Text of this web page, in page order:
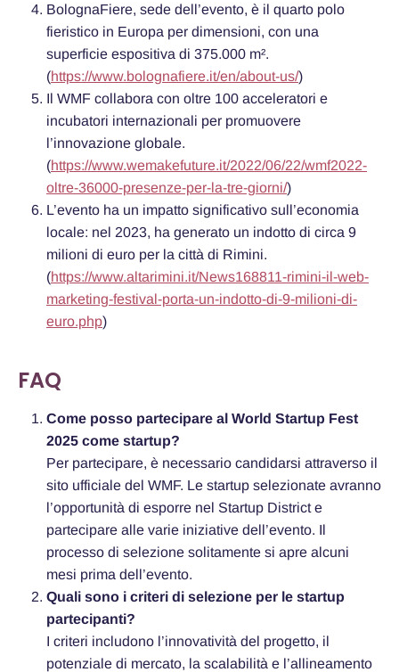
BolognaFiere, sede dell’evento, è il quarto polo
fieristico in Europa per dimensioni, con una
superficie espositiva di 375.000 m².
(https://www.bolognafiere.it/en/about-us/)
Il WMF collabora con oltre 100 acceleratori e
incubatori internazionali per promuovere
l’innovazione globale.
(https://www.wemakefuture.it/2022/06/22/wmf2022-
oltre-36000-presenze-per-la-tre-giorni/)
L’evento ha un impatto significativo sull’economia
locale: nel 2023, ha generato un indotto di circa 9
milioni di euro per la città di Rimini.
(https://www.altarimini.it/News168811-rimini-il-web-
marketing-festival-porta-un-indotto-di-9-milioni-di-
euro.php)
FAQ
Come posso partecipare al World Startup Fest
2025 come startup?
Per partecipare, è necessario candidarsi attraverso il
sito ufficiale del WMF. Le startup selezionate avranno
l’opportunità di esporre nel Startup District e
partecipare alle varie iniziative dell’evento. Il
processo di selezione solitamente si apre alcuni
mesi prima dell’evento.
Quali sono i criteri di selezione per le startup
partecipanti?
I criteri includono l’innovatività del progetto, il
potenziale di mercato, la scalabilità e l’allineamento